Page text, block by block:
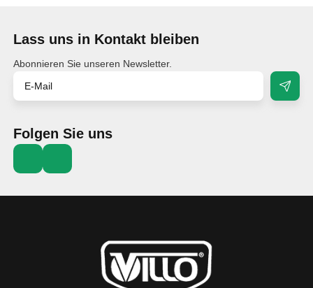
Lass uns in Kontakt bleiben
Abonnieren Sie unseren Newsletter.
Folgen Sie uns